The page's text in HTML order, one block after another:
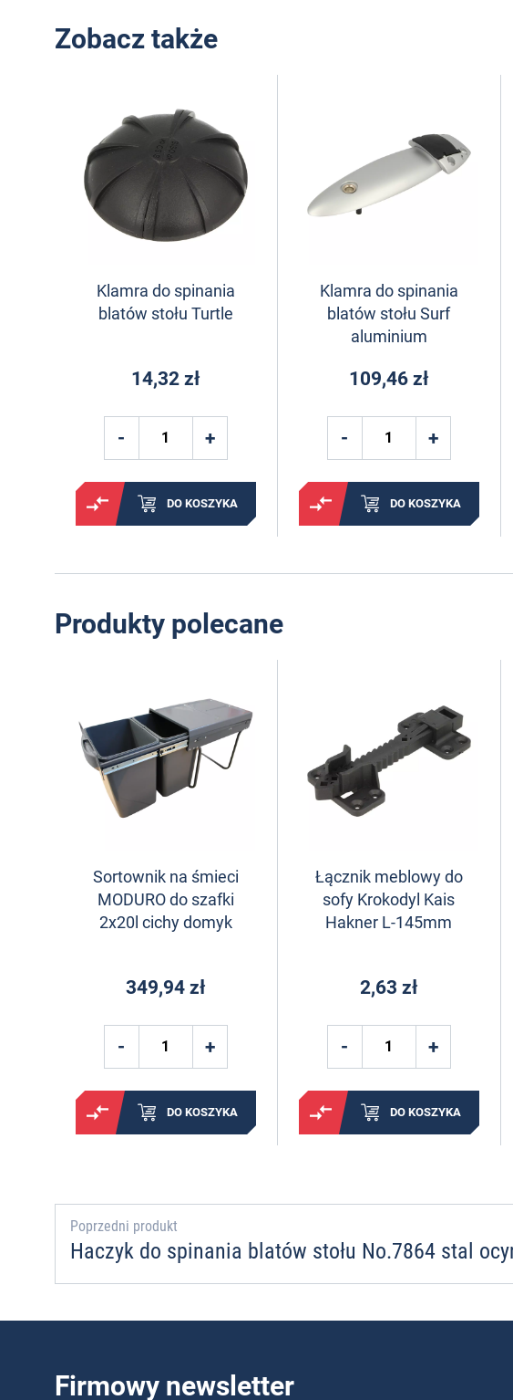
Zobacz także
Klamra do spinania
blatów stołu Turtle
14,32 zł
DO KOSZYKA
Klamra do spinania
blatów stołu Surf
aluminium
109,46 zł
DO KOSZYKA
Produkty polecane
Sortownik na śmieci
MODURO do szafki
2x20l cichy domyk
349,94 zł
DO KOSZYKA
Łącznik meblowy do
sofy Krokodyl Kais
Hakner L-145mm
2,63 zł
DO KOSZYKA
Poprzedni produkt
Haczyk do spinania blatów stołu No.7864 stal
Firmowy newsletter